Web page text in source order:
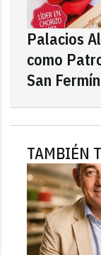
Palacios
como
San
TAMBIÉN